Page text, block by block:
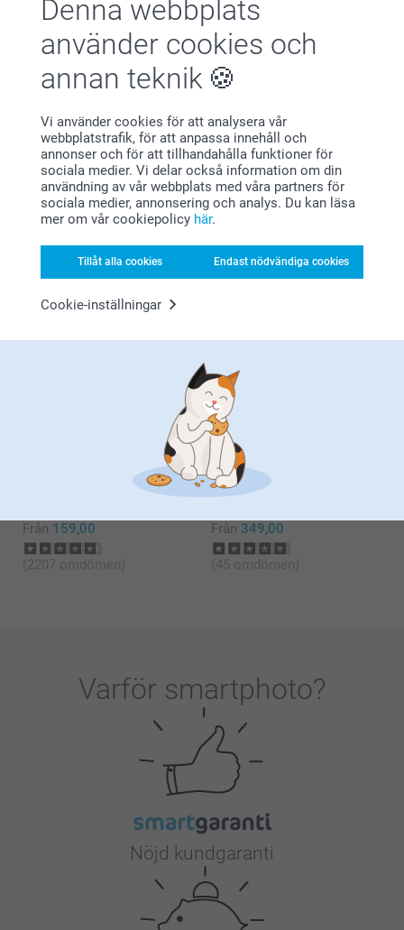
Denna webbplats
använder cookies och
annan teknik
Vi använder cookies för att analysera vår
webbplatstrafik, för att anpassa innehåll och
annonser och för att tillhandahålla funktioner för
sociala medier. Vi delar också information om din
användning av vår webbplats med våra partners för
sociala medier, annonsering och analys. Du kan läsa
mer om vår cookiepolicy här.
Tillåt alla cookies Endast nödvändiga cookies
Cookie-inställningar
🩵-liga hälsningar
Helene@smartphoto
Tack för att du har tagit dig tid att ge oss feedback,
det är vi glada för!
Du får gärna kontakta oss om du inte har mottagit
dina canvastavlor, så hjälper vi dig. Du når oss via
formuläret här: https://www.smartphoto.se/faq
🩵-liga hälsningar,
Helene @smartphoto
MARIA LJUNGGREN,
2026-06-13
Fin och välgjord
Visa reaktioner
2026-06-16
10:39
Hej Maria,
Tusen tack för ditt omdöme av våra canvastavlor. Ett
enkelt och superfint sätt att skapa ett eget konstverk
med favoritbilden. Tack för att du delar med dig!
🩵-liga hälsningar
Hilda Giertz,
2026-05-29
Jag tycker det är bra kvalitet på bilderna och den blev
precis som den skulle
Relaterade produkter
Väggklocka
5 varianter
Från
(35 omdömen)
Från 159,00
(2207 omdömen)
Canvas Deluxe
Från 349,00
(45 omdömen)
Varför smartphoto?
Nöjd kundgaranti